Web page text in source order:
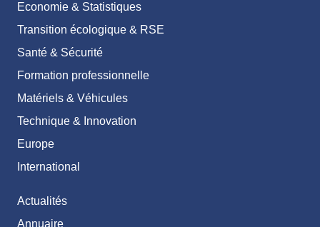
Economie & Statistiques
Transition écologique & RSE
Santé & Sécurité
Formation professionnelle
Matériels & Véhicules
Technique & Innovation
Europe
International
Actualités
Annuaire